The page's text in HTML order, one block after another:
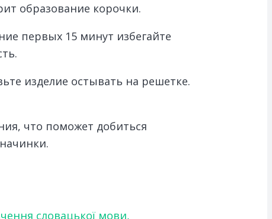
образование корочки.
первых 15 минут избегайте
изделие остывать на решетке.
что поможет добиться
словацької мови,